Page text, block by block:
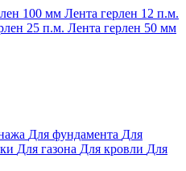
100 мм Лента герлен 12 п.м.
25 п.м. Лента герлен 50 мм
Для фундамента Для
Для газона Для кровли Для